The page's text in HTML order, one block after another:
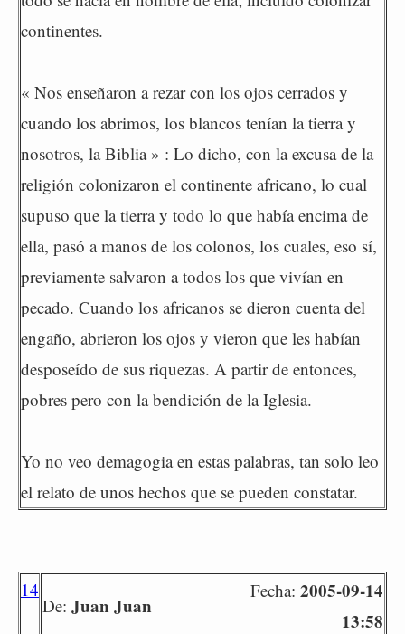
continentes.
« Nos enseñaron a rezar con los ojos cerrados y
cuando los abrimos, los blancos tenían la tierra y
nosotros, la Biblia » : Lo dicho, con la excusa de la
religión colonizaron el continente africano, lo cual
supuso que la tierra y todo lo que había encima de
ella, pasó a manos de los colonos, los cuales, eso sí,
previamente salvaron a todos los que vivían en
pecado. Cuando los africanos se dieron cuenta del
engaño, abrieron los ojos y vieron que les habían
desposeído de sus riquezas. A partir de entonces,
pobres pero con la bendición de la Iglesia.
Yo no veo demagogia en estas palabras, tan solo leo
el relato de unos hechos que se pueden constatar.
14
De: Juan Juan
Fecha: 2005-09-14
13:58